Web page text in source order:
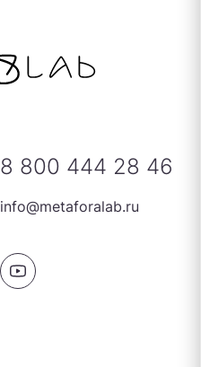
8 800 444 28 46
info@metaforalab.ru